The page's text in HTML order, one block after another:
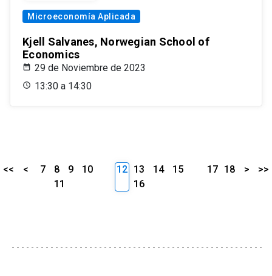
Microeconomía Aplicada
Kjell Salvanes, Norwegian School of
Economics
29 de Noviembre de 2023
13:30 a 14:30
<< < 7 8 9
10
11
12 13 14
15
16
17 18 > >>